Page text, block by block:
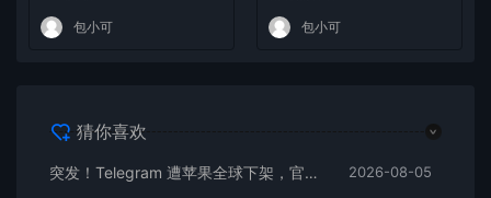
包小可 包小可
猜你喜欢
突发！Telegram 遭苹果全球下架，官方回应 2026-08-05